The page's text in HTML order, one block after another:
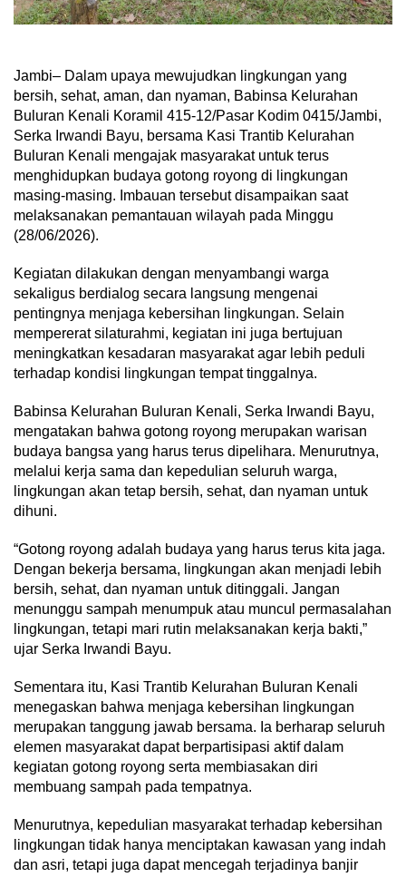
Jambi– Dalam upaya mewujudkan lingkungan yang
bersih, sehat, aman, dan nyaman, Babinsa Kelurahan
Buluran Kenali Koramil 415-12/Pasar Kodim 0415/Jambi,
Serka Irwandi Bayu, bersama Kasi Trantib Kelurahan
Buluran Kenali mengajak masyarakat untuk terus
menghidupkan budaya gotong royong di lingkungan
masing-masing. Imbauan tersebut disampaikan saat
melaksanakan pemantauan wilayah pada Minggu
(28/06/2026).
Kegiatan dilakukan dengan menyambangi warga
sekaligus berdialog secara langsung mengenai
pentingnya menjaga kebersihan lingkungan. Selain
mempererat silaturahmi, kegiatan ini juga bertujuan
meningkatkan kesadaran masyarakat agar lebih peduli
terhadap kondisi lingkungan tempat tinggalnya.
Babinsa Kelurahan Buluran Kenali, Serka Irwandi Bayu,
mengatakan bahwa gotong royong merupakan warisan
budaya bangsa yang harus terus dipelihara. Menurutnya,
melalui kerja sama dan kepedulian seluruh warga,
lingkungan akan tetap bersih, sehat, dan nyaman untuk
dihuni.
“Gotong royong adalah budaya yang harus terus kita jaga.
Dengan bekerja bersama, lingkungan akan menjadi lebih
bersih, sehat, dan nyaman untuk ditinggali. Jangan
menunggu sampah menumpuk atau muncul permasalahan
lingkungan, tetapi mari rutin melaksanakan kerja bakti,”
ujar Serka Irwandi Bayu.
Sementara itu, Kasi Trantib Kelurahan Buluran Kenali
menegaskan bahwa menjaga kebersihan lingkungan
merupakan tanggung jawab bersama. Ia berharap seluruh
elemen masyarakat dapat berpartisipasi aktif dalam
kegiatan gotong royong serta membiasakan diri
membuang sampah pada tempatnya.
Menurutnya, kepedulian masyarakat terhadap kebersihan
lingkungan tidak hanya menciptakan kawasan yang indah
dan asri, tetapi juga dapat mencegah terjadinya banjir